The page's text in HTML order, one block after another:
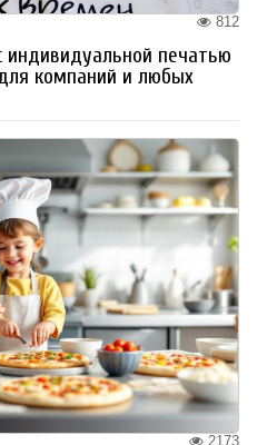
812
индивидуальной печатью
компаний и любых
2173